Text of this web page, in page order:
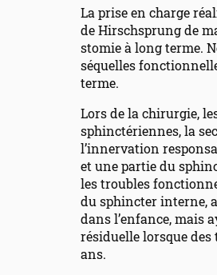
La prise en charge
de Hirschsprung de
stomie à long terme.
séquelles
terme.
Lors de la chirurgie,
sphinctériennes, la
l’innervation
et une partie du
les troubles
du sphincter interne,
dans l’enfance, mais
résiduelle lorsque
ans.